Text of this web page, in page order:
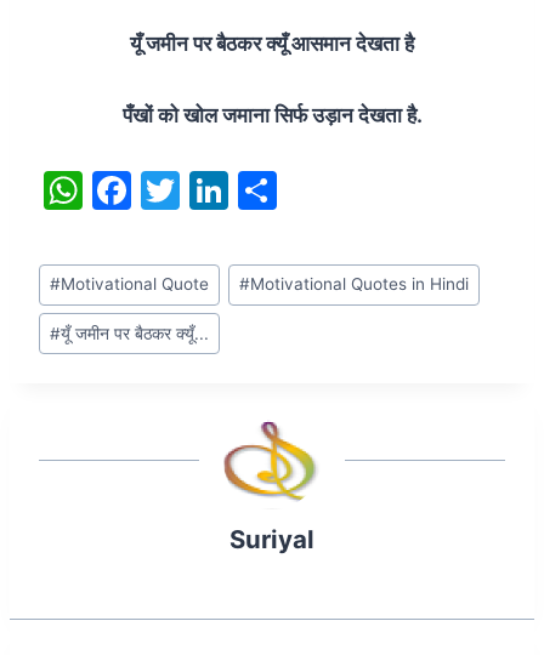
यूँ जमीन पर बैठकर क्यूँ आसमान देखता है
पँखों को खोल जमाना सिर्फ उड़ान देखता है.
W
at
s
A
F
c
e
b
k
T
itt
er
Li
k
e
ar
e
Post
Tags:
#Motivational Quote #Motivational Quotes in Hindi
#यूँ जमीन पर बैठकर क्यूँ...
Suriyal